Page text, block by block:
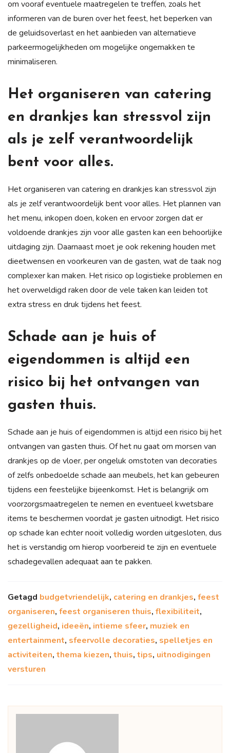
om vooraf eventuele maatregelen te treffen, zoals het
informeren van de buren over het feest, het beperken van
de geluidsoverlast en het aanbieden van alternatieve
parkeermogelijkheden om mogelijke ongemakken te
minimaliseren.
Het organiseren van catering
en drankjes kan stressvol zijn
als je zelf verantwoordelijk
bent voor alles.
Het organiseren van catering en drankjes kan stressvol zijn
als je zelf verantwoordelijk bent voor alles. Het plannen van
het menu, inkopen doen, koken en ervoor zorgen dat er
voldoende drankjes zijn voor alle gasten kan een behoorlijke
uitdaging zijn. Daarnaast moet je ook rekening houden met
dieetwensen en voorkeuren van de gasten, wat de taak nog
complexer kan maken. Het risico op logistieke problemen en
het overweldigd raken door de vele taken kan leiden tot
extra stress en druk tijdens het feest.
Schade aan je huis of
eigendommen is altijd een
risico bij het ontvangen van
gasten thuis.
Schade aan je huis of eigendommen is altijd een risico bij het
ontvangen van gasten thuis. Of het nu gaat om morsen van
drankjes op de vloer, per ongeluk omstoten van decoraties
of zelfs onbedoelde schade aan meubels, het kan gebeuren
tijdens een feestelijke bijeenkomst. Het is belangrijk om
voorzorgsmaatregelen te nemen en eventueel kwetsbare
items te beschermen voordat je gasten uitnodigt. Het risico
op schade kan echter nooit volledig worden uitgesloten, dus
het is verstandig om hierop voorbereid te zijn en eventuele
schadegevallen adequaat aan te pakken.
Getagd budgetvriendelijk, catering en drankjes, feest
organiseren, feest organiseren thuis, flexibiliteit,
gezelligheid, ideeën, intieme sfeer, muziek en
entertainment, sfeervolle decoraties, spelletjes en
activiteiten, thema kiezen, thuis, tips, uitnodigingen
versturen